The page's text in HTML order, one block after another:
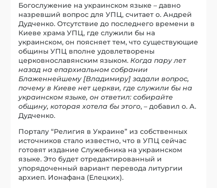
Богослужение на украинском языке – давно
назревший вопрос для УПЦ, считает о. Андрей
Дудченко. Отсутствие до последнего времени в
Киеве храма УПЦ, где служили бы на
украинском, он поясняет тем, что существующие
общины УПЦ вполне удовлетворены
церковнославянским языком. Когда пару лет
назад на епархиальном собрании
Блаженнейшему [Владимиру] задали вопрос,
почему в Киеве нет церкви, где служили бы на
украинском языке, он ответил: собирайте
общину, которая хотела бы этого, – добавил о. А.
Дудченко.
Порталу “Религия в Украине” из собственных
источников стало известно, что в УПЦ сейчас
готовят издание Служебника на украинском
языке. Это будет отредактированный и
упорядоченный вариант перевода литургии
архиеп. Ионафана (Елецких).